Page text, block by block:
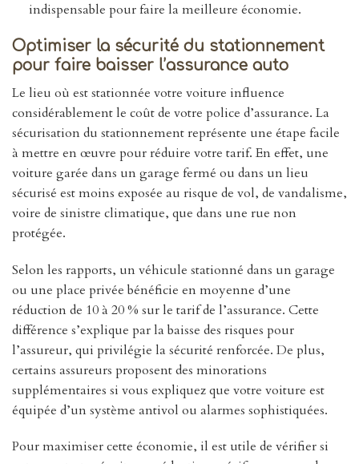
indispensable pour faire la meilleure économie.
Optimiser la sécurité du stationnement
pour faire baisser l’assurance auto
Le lieu où est stationnée votre voiture influence
considérablement le coût de votre police d’assurance. La
sécurisation du stationnement représente une étape facile
à mettre en œuvre pour réduire votre tarif. En effet, une
voiture garée dans un garage fermé ou dans un lieu
sécurisé est moins exposée au risque de vol, de vandalisme,
voire de sinistre climatique, que dans une rue non
protégée.
Selon les rapports, un véhicule stationné dans un garage
ou une place privée bénéficie en moyenne d’une
réduction de 10 à 20 % sur le tarif de l’assurance. Cette
différence s’explique par la baisse des risques pour
l’assureur, qui privilégie la sécurité renforcée. De plus,
certains assureurs proposent des minorations
supplémentaires si vous expliquez que votre voiture est
équipée d’un système antivol ou alarmes sophistiquées.
Pour maximiser cette économie, il est utile de vérifier si